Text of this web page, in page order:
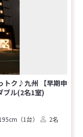
トク♪九州 【早期申
ブル(2名1室)
（1台）
2名